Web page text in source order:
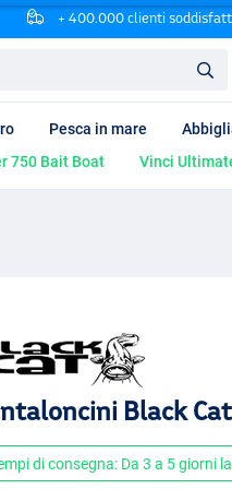
+ 400.000 clienti
Pesca in mare
750 Bait Boat Vinci
Black
di consegna: Da 3 a 5 giorni